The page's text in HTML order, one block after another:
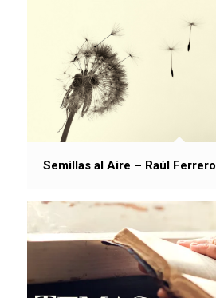
Semillas al Aire – Raúl Ferrero